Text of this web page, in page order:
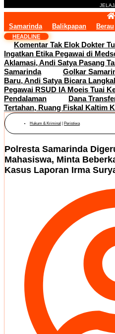
Samarinda Balikpapan Berau
HEADLINE
Komentar Tak Elok Dokter
Ingatkan Etika Pegawai di
Aklamasi, Andi Satya Pasang
Samarinda
Golkar
Baru, Andi Satya Bicara
Pegawai RSUD IA Moeis Tuai
Pendalaman
Dana
Tertahan, Ruang Fiskal Kaltim
Hukum & Kriminal Peristiwa
Polresta Samarinda
Mahasiswa, Minta
Kasus Laporan Irma